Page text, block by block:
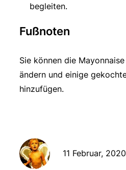
begleiten.
Fußnoten
Sie können die
ändern und einige
hinzufügen.
11 Februar, 2020